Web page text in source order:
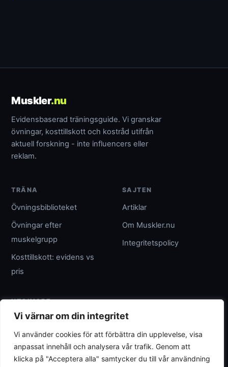
Vi värnar om din integritet
Vi använder cookies för att förbättra din upplevelse, visa
anpassat innehåll och analysera vår trafik. Genom att
klicka på "Acceptera alla" samtycker du till vår användning
Muskler.nu
Evidensbaserad träningsguide. Vi granskar
övningar, kosttillskott och kostråd utifrån
aktuell forskning - inte influencers eller
reklam.
TRÄNA
Övningsbiblioteket
Övningar efter
muskelgrupp
Kosttillskott: evidens vs
pris
SAJTEN
Artiklar
Om Muskler.nu
Integritetspolicy
UTGIVARE
Umpteenth Media
Org.nr 559183-3313
wave@umpteenth.media